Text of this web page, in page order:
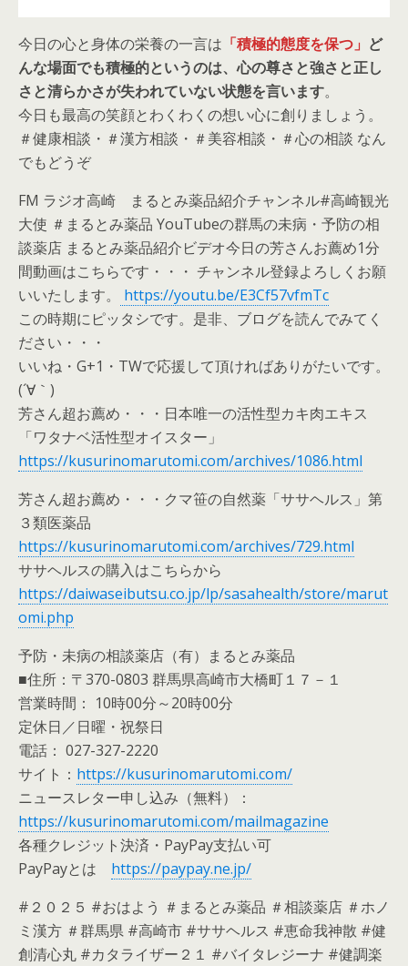
今日の心と身体の栄養の一言は 「積極的態度を保つ」 ど
んな場面でも積極的というのは、心の尊さと強さと正し
さと清らかさが失われていない状態を言います。
今日も最高の笑顔とわくわくの想い心に創りましょう。
＃健康相談・＃漢方相談・＃美容相談・＃心の相談 なん
でもどうぞ
FM ラジオ高崎 まるとみ薬品紹介チャンネル#高崎観光
大使 ＃まるとみ薬品 YouTubeの群馬の未病・予防の相
談薬店 まるとみ薬品紹介ビデオ今日の芳さんお薦め1分
間動画はこちらです・・・ チャンネル登録よろしくお願
いいたします。
https://youtu.be/E3Cf57vfmTc
この時期にピッタシです。是非、ブログを読んでみてく
ださい・・・
いいね・G+1・TWで応援して頂ければありがたいです。
(´∀｀)
芳さん超お薦め・・・日本唯一の活性型カキ肉エキス
「ワタナベ活性型オイスター」
https://kusurinomarutomi.com/archives/1086.html
芳さん超お薦め・・・クマ笹の自然薬「ササヘルス」第
３類医薬品
https://kusurinomarutomi.com/archives/729.html
ササヘルスの購入はこちらから
https://daiwaseibutsu.co.jp/lp/sasahealth/store/marut
omi.php
予防・未病の相談薬店（有）まるとみ薬品
■住所：〒370-0803 群馬県高崎市大橋町１７－１
営業時間： 10時00分～20時00分
定休日／日曜・祝祭日
電話： 027-327-2220
サイト： https://kusurinomarutomi.com/
ニュースレター申し込み（無料）：
https://kusurinomarutomi.com/mailmagazine
各種クレジット決済・PayPay支払い可
PayPayとは https://paypay.ne.jp/
#２０２５ #おはよう ＃まるとみ薬品 ＃相談薬店 ＃ホノ
ミ漢方 ＃群馬県 #高崎市 #ササヘルス #恵命我神散 #健
創清心丸 #カタライザー２１ #バイタレジーナ #健調楽